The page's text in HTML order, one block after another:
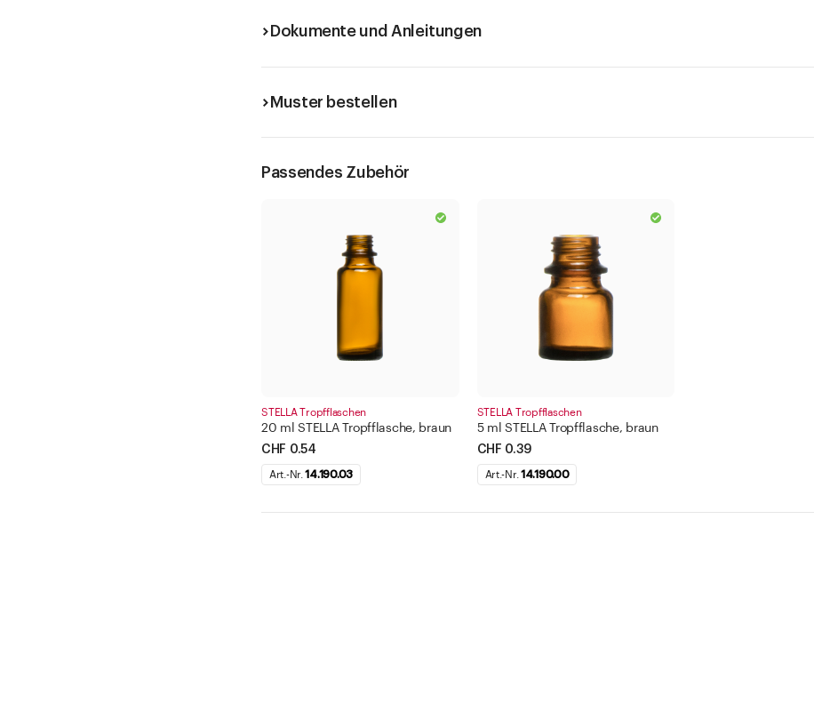
Dokumente und Anleitungen
Muster bestellen
Passendes Zubehör
STELLA Tropfflaschen
20 ml STELLA Tropfflasche, braun
CHF 0.54
Art.-Nr.14.190.03
STELLA Tropfflaschen
5 ml STELLA Tropfflasche, braun
CHF 0.39
Art.-Nr. 14.190.00